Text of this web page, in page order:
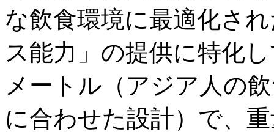
な飲食環境に最適化さ
ス能力」の提供に特化
メートル（アジア人の
に合わせた設計）で、